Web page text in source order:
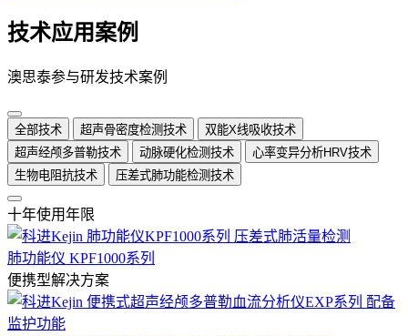
技术应用案例
澳思泰参与研发技术案例
全部技术 超声骨密度检测技术
双能X线吸收技术
超声经颅多普勒技术
动脉硬化检测技术
心率变异分析HRV技术
生物电阻抗技术
压差式肺功能检测技术
十年使用年限
肺功能仪 KPF1000系列
便携型解决方案